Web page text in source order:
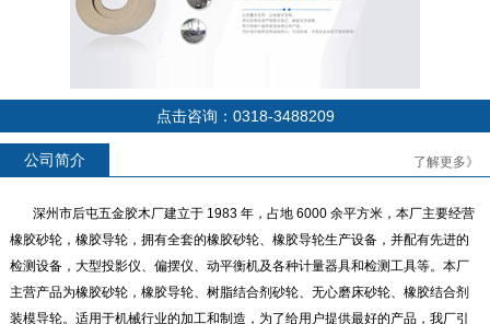
点击咨询：0318-3488209
公司简介 了解更多》
深州市后屯五金胶木厂建立于 1983 年，占地 6000 余平方米，本厂主要经营
橡胶砂轮，橡胶导轮，拥有全套的橡胶砂轮、橡胶导轮生产设备，并配有先进的
检测设备，大型投影仪、偏摆仪、动平衡机及各种计量器具和检测工具等。本厂
主营产品为橡胶砂轮，橡胶导轮、树脂结合剂砂轮、无心磨床砂轮、橡胶结合剂
装模导轮。适用于机械行业的加工和制造，为了给用户提供最好的产品，我厂引